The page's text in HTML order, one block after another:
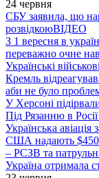
24 червня
СБУ заявила, що
розвідкоюВІДЕО
З 1 вересня в
переважно очне
Українські
Кремль
аби не було
У Херсоні
Під Рязанню в
Українська
США надають $450
– РСЗВ та
Україна отримала